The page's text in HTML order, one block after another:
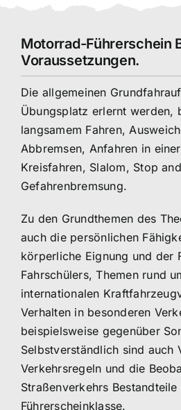
Motorrad-Führerschein
Voraussetzungen.
Die allgemeinen
Übungsplatz erlernt werden,
langsamem Fahren,
Abbremsen, Anfahren in
Kreisfahren, Slalom, Stop
Gefahrenbremsung.
Zu den Grundthemen des
auch die persönlichen
körperliche Eignung und der
Fahrschülers, Themen rund
internationalen
Verhalten in besonderen
beispielsweise gegenüber
Selbstverständlich sind auch
Verkehrsregeln und die
Straßenverkehrs Bestandteile
Führerscheinklasse.